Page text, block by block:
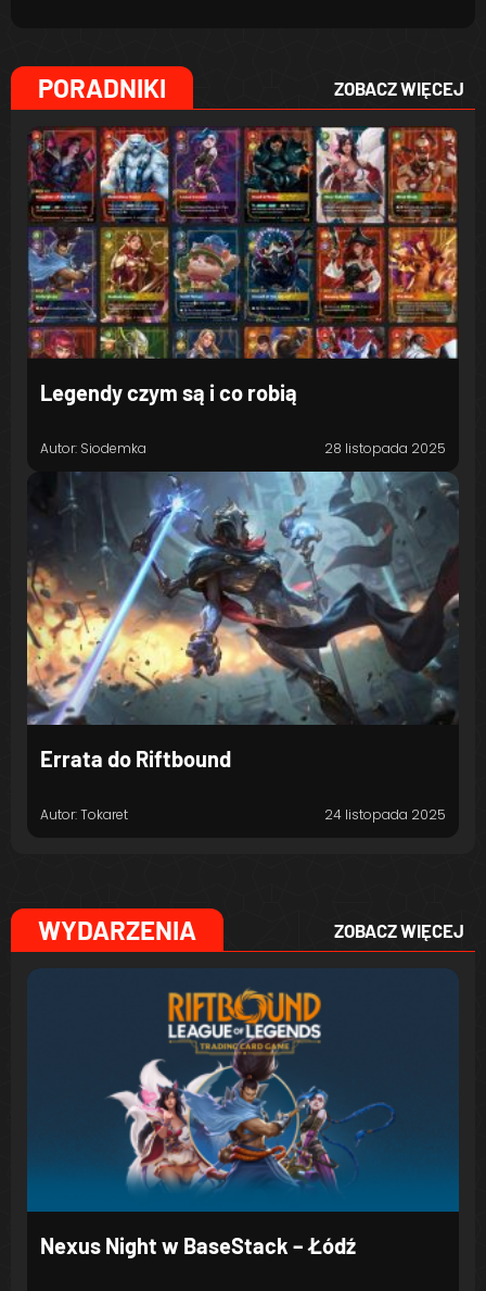
PORADNIKI ZOBACZ WIĘCEJ
Legendy czym są i co robią
Autor: Siodemka 28 listopada 2025
Errata do Riftbound
Autor: Tokaret 24 listopada 2025
WYDARZENIA ZOBACZ WIĘCEJ
Nexus Night w BaseStack – Łódź